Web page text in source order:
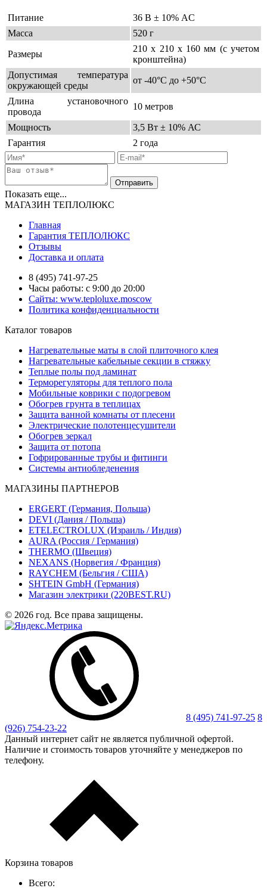
Питание
36 В ± 10% AC
Масса
520 г
Размеры
210 х 210 х 160 мм (с учетом
кронштейна)
Допустимая температура
окружающей среды
от -40°С до +50°С
Длина установочного
провода
10 метров
Мощность
3,5 Вт ± 10% АС
Гарантия
2 года
Показать еще...
МАГАЗИН ТЕПЛОЛЮКС
Главная
Гарантия ТЕПЛОЛЮКС
Отзывы
Доставка и оплата
8 (495) 741-97-25
Часы работы: с 9:00 до 20:00
Сайты: www.teploluxe.moscow
Политика конфиденциальности
Каталог товаров
Нагревательные маты в слой плиточного клея
Нагревательные кабельные секции в стяжку
Теплые полы под ламинат
Терморегуляторы для теплого пола
Мобильные коврики с подогревом
Обогрев грунта в теплицах
Защита ванной комнаты от плесени
Электрические полотенцесушители
Обогрев зеркал
Защита от потопа
Гофрированные трубы и фитинги
Системы антиобледенения
МАГАЗИНЫ ПАРТНЕРОВ
ERGERT (Германия, Польша)
DEVI (Дания / Польша)
ETELECTROLUX (Израиль / Индия)
AURA (Россия / Германия)
THERMO (Швеция)
NEXANS (Норвегия / Франция)
RAYCHEM (Бельгия / США)
SHTEIN GmbH (Германия)
Магазин электрики (220BEST.RU)
© 2026 год. Все права защищены.
8 (495) 741-97-25 8
(926) 754-23-22
Данный интернет сайт не является публичной офертой.
Наличие и стоимость товаров уточняйте у менеджеров по
телефону.
Корзина товаров
Всего: